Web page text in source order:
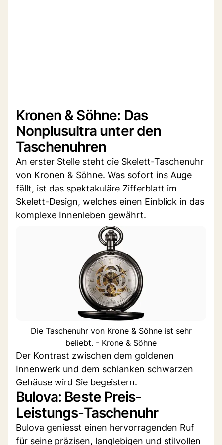
Kronen & Söhne: Das
Nonplusultra unter den
Taschenuhren
An erster Stelle steht die Skelett-Taschenuhr
von Kronen & Söhne. Was sofort ins Auge
fällt, ist das spektakuläre Zifferblatt im
Skelett-Design, welches einen Einblick in das
komplexe Innenleben gewährt.
Die Taschenuhr von Krone & Söhne ist sehr
beliebt. - Krone & Söhne
Der Kontrast zwischen dem goldenen
Innenwerk und dem schlanken schwarzen
Gehäuse wird Sie begeistern.
Bulova: Beste Preis-
Leistungs-Taschenuhr
Bulova geniesst einen hervorragenden Ruf
für seine präzisen, langlebigen und stilvollen